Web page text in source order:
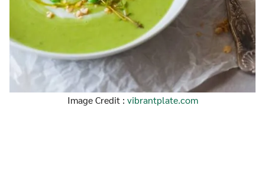
Image Credit : vibrantplate.com